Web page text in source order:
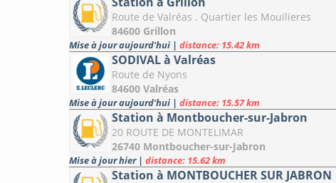
Route de Valréas . Quartier les Mouilieres
84600 Grillon
Mise à jour aujourd'hui | distance: 15.42 km
SODIVAL à Valréas
Route de Nyons
84600 Valréas
Mise à jour aujourd'hui | distance: 15.57 km
Station à Montboucher-sur-Jabron
20 ROUTE DE MONTELIMAR
26740 Montboucher-sur-Jabron
Mise à jour hier | distance: 15.62 km
Station à MONTBOUCHER SUR JABRON